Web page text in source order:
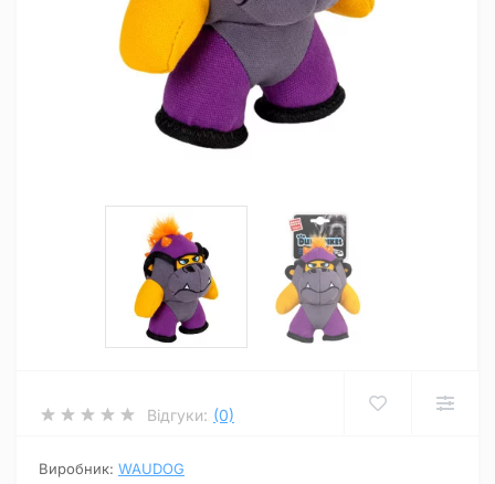
Відгуки: (0)
Виробник: WAUDOG